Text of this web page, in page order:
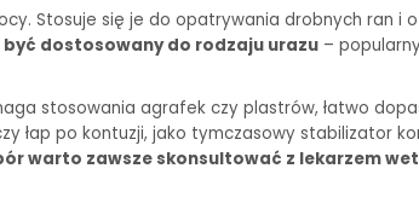
Stosuje się je do opatrywania drobnych ran i
być dostosowany do rodzaju urazu –
stosowania agrafek czy plastrów, łatwo
łap po kontuzji, jako tymczasowy stabilizator
warto zawsze skonsultować z lekarzem